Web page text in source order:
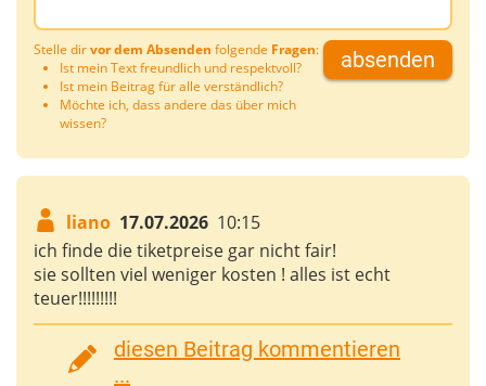
Stelle dirvor dem Absenden folgende Fragen:
Ist mein Text freundlich und respektvoll?
Ist mein Beitrag für alle verständlich?
Möchte ich, dass andere das über mich
wissen?
absenden
liano 17.07.2026 10:15
ich finde die tiketpreise gar nicht fair!
sie sollten viel weniger kosten ! alles ist echt
teuer!!!!!!!!!
diesen Beitrag kommentieren
...